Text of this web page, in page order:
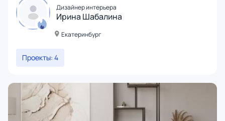
Дизайнер интерьера
Ирина Шабалина
Екатеринбург
Проекты: 4